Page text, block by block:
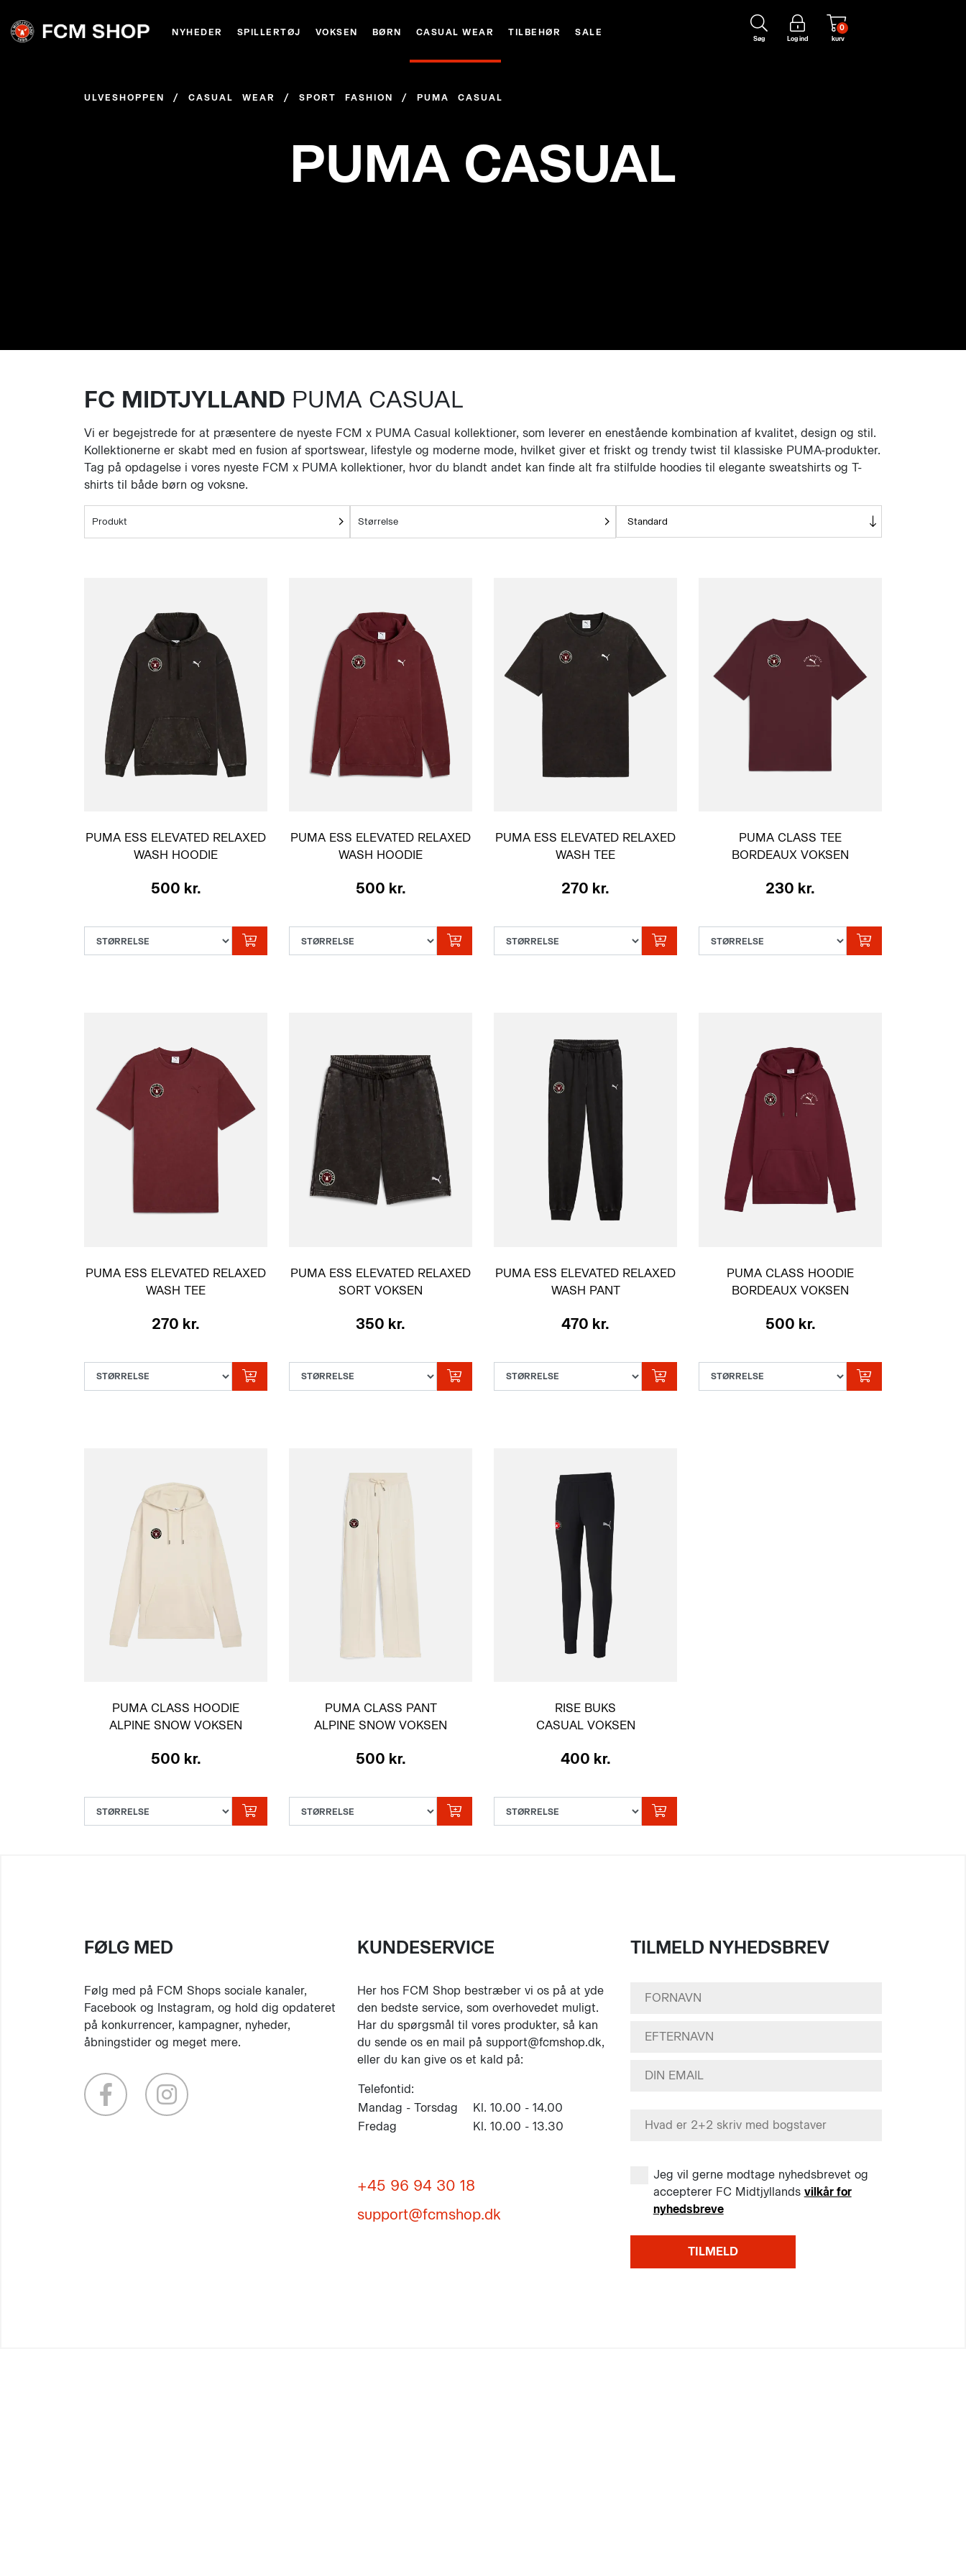
NYHEDER SPILLERTØJ VOKSEN BØRN CASUAL WEAR TILBEHØR SALE
Søg Log ind kurv
0
ULVESHOPPEN / CASUAL WEAR / SPORT FASHION / PUMA CASUAL
PUMA CASUAL
FC MIDTJYLLAND PUMA CASUAL
Vi er begejstrede for at præsentere de nyeste FCM x PUMA Casual kollektioner, som leverer en enestående kombination af kvalitet, design og stil.
Kollektionerne er skabt med en fusion af sportswear, lifestyle og moderne mode, hvilket giver et friskt og trendy twist til klassiske PUMA-produkter.
Tag på opdagelse i vores nyeste FCM x PUMA kollektioner, hvor du blandt andet kan finde alt fra stilfulde hoodies til elegante sweatshirts og T-
shirts til både børn og voksne.
Produkt Størrelse
PUMA ESS ELEVATED RELAXED
WASH HOODIE
500 kr.
PUMA ESS ELEVATED RELAXED
WASH HOODIE
500 kr.
PUMA ESS ELEVATED RELAXED
WASH TEE
270 kr.
PUMA CLASS TEE
BORDEAUX VOKSEN
230 kr.
PUMA ESS ELEVATED RELAXED
WASH TEE
270 kr.
PUMA ESS ELEVATED RELAXED
SORT VOKSEN
350 kr.
PUMA ESS ELEVATED RELAXED
WASH PANT
470 kr.
PUMA CLASS HOODIE
BORDEAUX VOKSEN
500 kr.
PUMA CLASS HOODIE
ALPINE SNOW VOKSEN
500 kr.
PUMA CLASS PANT
ALPINE SNOW VOKSEN
500 kr.
RISE BUKS
CASUAL VOKSEN
400 kr.
FØLG MED
Følg med på FCM Shops sociale kanaler,
Facebook og Instagram, og hold dig opdateret
på konkurrencer, kampagner, nyheder,
åbningstider og meget mere.
KUNDESERVICE
Her hos FCM Shop bestræber vi os på at yde
den bedste service, som overhovedet muligt.
Har du spørgsmål til vores produkter, så kan
du sende os en mail på support@fcmshop.dk,
eller du kan give os et kald på:
Telefontid:
Mandag - Torsdag
Kl. 10.00 - 14.00
Fredag
Kl. 10.00 - 13.30
+45 96 94 30 18
support@fcmshop.dk
TILMELD NYHEDSBREV
Jeg vil gerne modtage nyhedsbrevet og
accepterer FC Midtjyllands vilkår for
nyhedsbreve